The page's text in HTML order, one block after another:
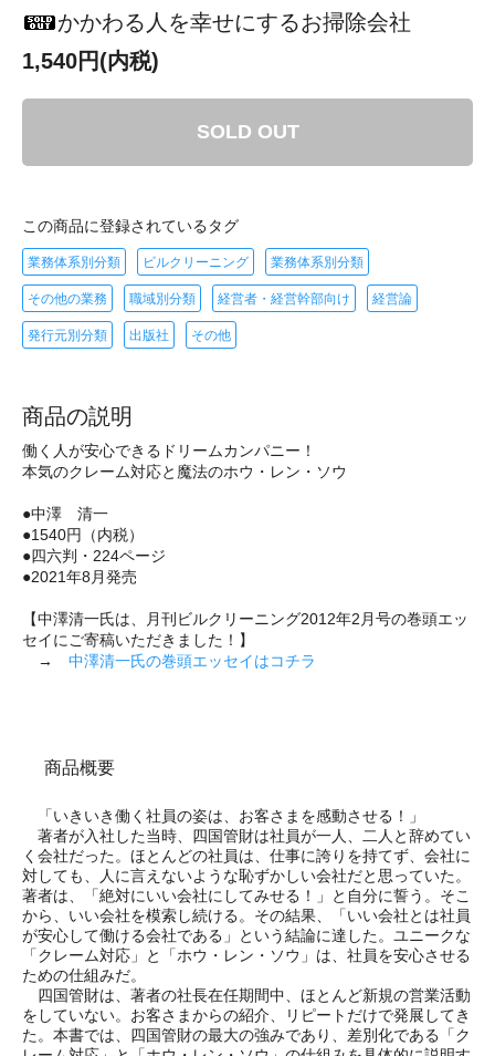
かかわる人を幸せにするお掃除会社
1,540円(内税)
SOLD OUT
この商品に登録されているタグ
業務体系別分類 ビルクリーニング 業務体系別分類
その他の業務 職域別分類 経営者・経営幹部向け 経営論
発行元別分類 出版社 その他
商品の説明
働く人が安心できるドリームカンパニー！
本気のクレーム対応と魔法のホウ・レン・ソウ
●中澤 清一
●1540円（内税）
●四六判・224ページ
●2021年8月発売
【中澤清一氏は、月刊ビルクリーニング2012年2月号の巻頭エッ
セイにご寄稿いただきました！】
→ 中澤清一氏の巻頭エッセイはコチラ
商品概要
「いきいき働く社員の姿は、お客さまを感動させる！」
著者が入社した当時、四国管財は社員が一人、二人と辞めてい
く会社だった。ほとんどの社員は、仕事に誇りを持てず、会社に
対しても、人に言えないような恥ずかしい会社だと思っていた。
著者は、「絶対にいい会社にしてみせる！」と自分に誓う。そこ
から、いい会社を模索し続ける。その結果、「いい会社とは社員
が安心して働ける会社である」という結論に達した。ユニークな
「クレーム対応」と「ホウ・レン・ソウ」は、社員を安心させる
ための仕組みだ。
四国管財は、著者の社長在任期間中、ほとんど新規の営業活動
をしていない。お客さまからの紹介、リピートだけで発展してき
た。本書では、四国管財の最大の強みであり、差別化である「ク